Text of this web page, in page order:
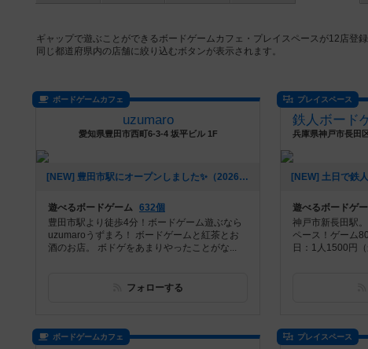
ギャップで遊ぶことができるボードゲームカフェ・プレイスペースが12店登
同じ都道府県内の店舗に絞り込むボタンが表示されます。
ボードゲームカフェ
uzumaro
愛知県豊田市西町6-3-4 坂平ビル 1F
[NEW] 豊田市駅にオープンしました✨（2026年07月24日 13時44分）
遊べるボードゲーム 632個
豊田市駅より徒歩4分！ボードゲーム遊ぶなら
uzumaroうずまろ！ ボードゲームと紅茶とお
酒のお店。 ボドゲをあまりやったことがな...
フォローする
プレイスペース
遊べるボードゲ
神戸市新長田駅
ペース！ゲーム
日：1人1500円
ボードゲームカフェ プレイスペース